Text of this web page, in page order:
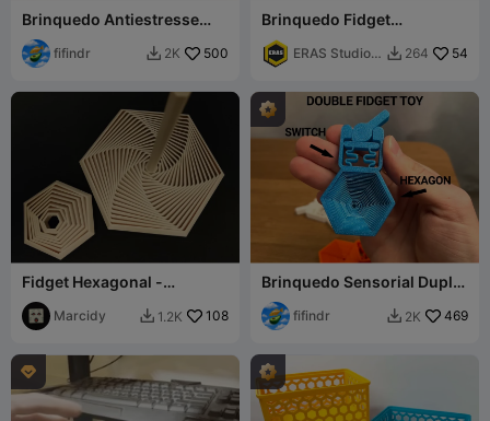
Brinquedo Antiestresse
Hexagonal Maxi
fifindr  2K 500
Brinquedo Fidget
Hexagonal Bicolor –
Brinquedo Sensorial para
Alívio do Estresse
ERAS Studio
 264 54
Fidget Hexagonal -
Pequeno/Médio
Marcidy  1.2K 108
Brinquedo Sensorial Duplo
– Interruptor e Hexágono
fifindr  2K 469
